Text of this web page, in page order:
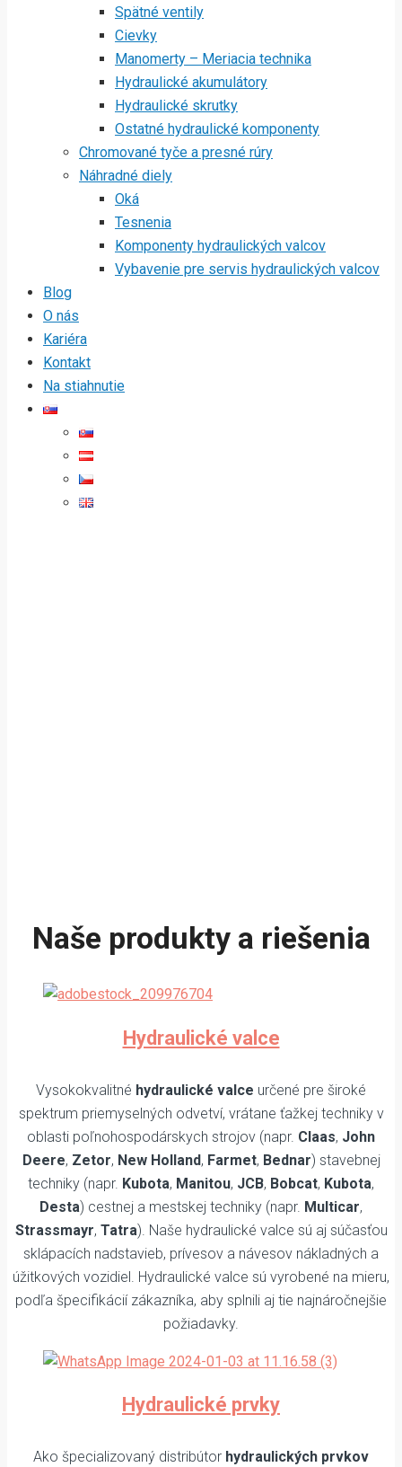
Spätné ventily
Cievky
Manomerty – Meriacia technika
Hydraulické akumulátory
Hydraulické skrutky
Ostatné hydraulické komponenty
Chromované tyče a presné rúry
Náhradné diely
Oká
Tesnenia
Komponenty hydraulických valcov
Vybavenie pre servis hydraulických valcov
Blog
O nás
Kariéra
Kontakt
Na stiahnutie
Naše produkty a riešenia
Hydraulické valce
Vysokokvalitné hydraulické valce určené pre široké
spektrum priemyselných odvetví, vrátane ťažkej techniky v
oblasti poľnohospodárskych strojov (napr. Claas, John
Deere, Zetor, New Holland, Farmet, Bednar) stavebnej
techniky (napr. Kubota, Manitou, JCB, Bobcat, Kubota,
Desta) cestnej a mestskej techniky (napr. Multicar,
Strassmayr, Tatra). Naše hydraulické valce sú aj súčasťou
sklápacích nadstavieb, prívesov a návesov nákladných a
úžitkových vozidiel. Hydraulické valce sú vyrobené na mieru,
podľa špecifikácií zákazníka, aby splnili aj tie najnáročnejšie
požiadavky.
Hydraulické prvky
Ako špecializovaný distribútor hydraulických prvkov